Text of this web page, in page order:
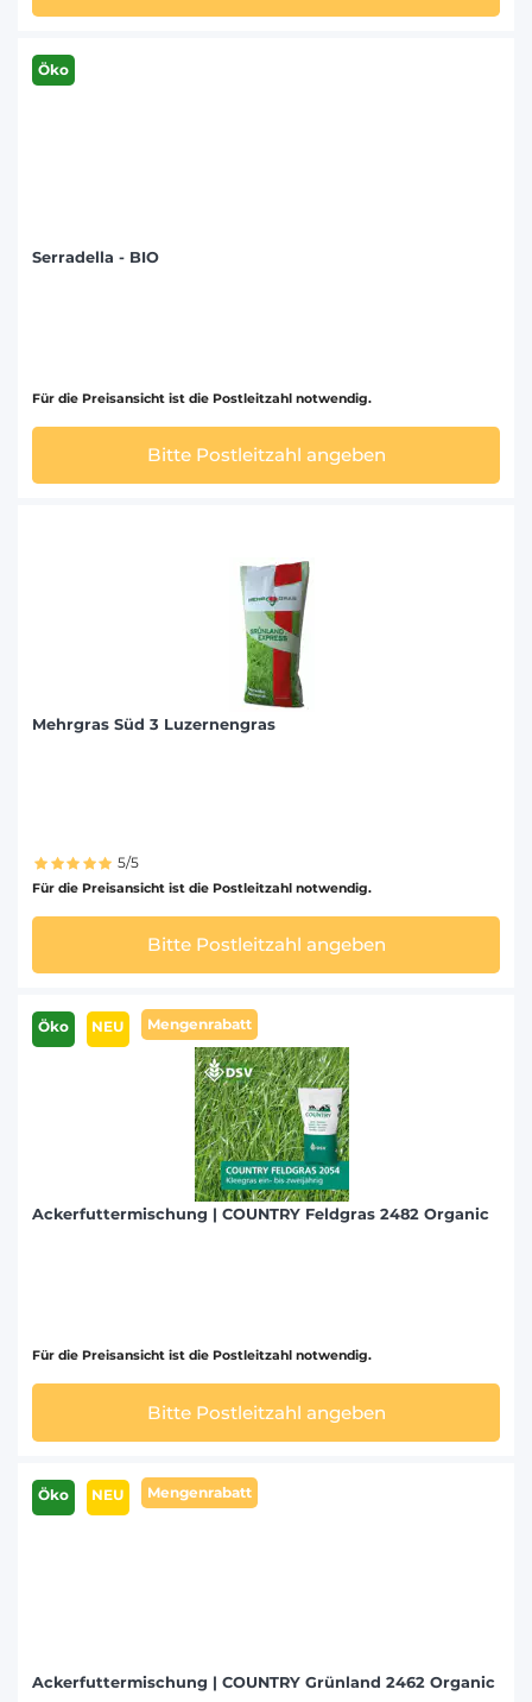
Öko
Serradella - BIO
Für die Preisansicht ist die Postleitzahl notwendig.
Bitte Postleitzahl angeben
Mehrgras Süd 3 Luzernengras
5/5
Für die Preisansicht ist die Postleitzahl notwendig.
Bitte Postleitzahl angeben
Öko NEU Mengenrabatt
Ackerfuttermischung | COUNTRY Feldgras 2482 Organic
Für die Preisansicht ist die Postleitzahl notwendig.
Bitte Postleitzahl angeben
Öko NEU Mengenrabatt
Ackerfuttermischung | COUNTRY Grünland 2462 Organic